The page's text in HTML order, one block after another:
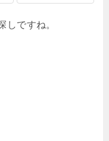
しですね。